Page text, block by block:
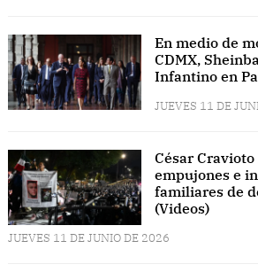
En medio de
CDMX,
Infantino en
JUEVES 11 DE
César
empujones e
familiares de
(Videos)
JUEVES 11 DE JUNIO DE 2026